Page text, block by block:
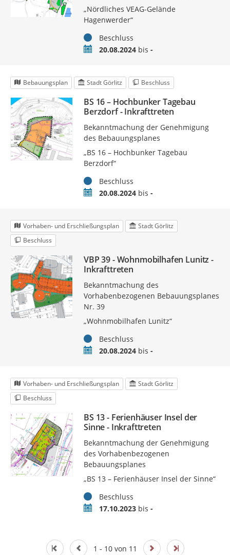
„Nördliches VEAG-Gelände
Hagenwerder“
StatusBeschluss
Zeitraum20.08.2024bis -
Bebauungsplan Stadt Görlitz Beschluss
BS 16 – Hochbunker Tagebau
Berzdorf - Inkrafttreten
Bekanntmachung der Genehmigung
des Bebauungsplanes
„BS 16 – Hochbunker Tagebau
Berzdorf“
StatusBeschluss
Zeitraum20.08.2024bis -
Vorhaben- und Erschließungsplan
Stadt Görlitz
Beschluss
VBP 39 - Wohnmobilhafen Lunitz -
Inkrafttreten
Bekanntmachung des
Vorhabenbezogenen Bebauungsplanes
Nr. 39
„Wohnmobilhafen Lunitz“
StatusBeschluss
Zeitraum20.08.2024bis -
Vorhaben- und Erschließungsplan
Stadt Görlitz
Beschluss
BS 13 - Ferienhäuser Insel der
Sinne - Inkrafttreten
Bekanntmachung der Genehmigung
des Vorhabenbezogenen
Bebauungsplanes
„BS 13 – Ferienhäuser Insel der Sinne“
StatusBeschluss
Zeitraum17.10.2023bis -
1 - 10 von 11